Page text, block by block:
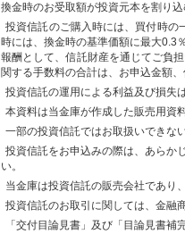
換金時のお受取額が投資元本を割り込
投資信託のご購入時には、買付時の
時には、換金時の基準価額に最大0.3
報酬として、信託財産を通じてご負
関する手数料の合計は、お申込金額
投資信託の運用による利益及び損失
本資料は当金庫が作成した販売用資
一部の投資信託ではお取扱いできな
投資信託をお申込みの際は、あらか
い。
当金庫は投資信託の販売会社であり
投資信託のお取引に関しては、金融
「交付目論見書」及び「目論見書補